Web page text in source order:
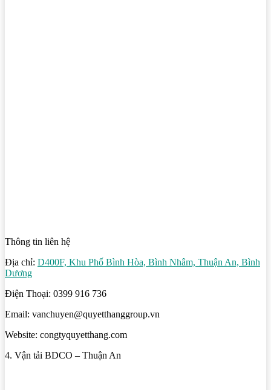
Thông tin liên hệ
Địa chỉ: D400F, Khu Phố Bình Hòa, Bình Nhâm, Thuận An, Bình
Dương
Điện Thoại: 0399 916 736
Email: vanchuyen@quyetthanggroup.vn
Website: congtyquyetthang.com
4. Vận tải BDCO – Thuận An